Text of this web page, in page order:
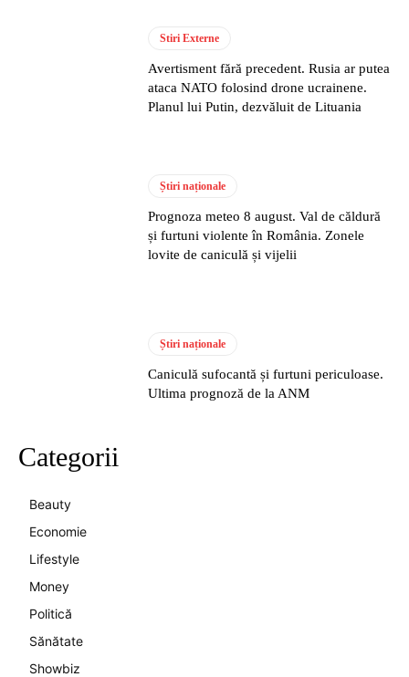
Stiri Externe
Avertisment fără precedent. Rusia ar putea
ataca NATO folosind drone ucrainene.
Planul lui Putin, dezvăluit de Lituania
Știri naționale
Prognoza meteo 8 august. Val de căldură
și furtuni violente în România. Zonele
lovite de caniculă și vijelii
Știri naționale
Caniculă sufocantă și furtuni periculoase.
Ultima prognoză de la ANM
Categorii
Beauty
Economie
Lifestyle
Money
Politică
Sănătate
Showbiz